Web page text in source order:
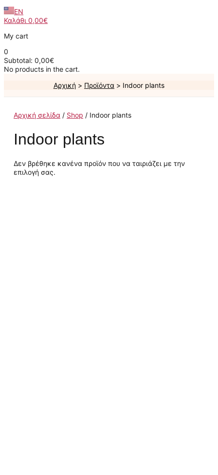
EN
Καλάθι 0,00€
My cart
0
Subtotal: 0,00€
No products in the cart.
Αρχική
Προϊόντα Indoor plants
Αρχική σελίδα / Shop / Indoor plants
Indoor plants
Δεν βρέθηκε κανένα προϊόν που να ταιριάζει με την
επιλογή σας.